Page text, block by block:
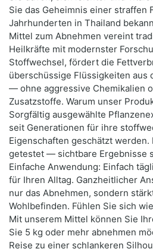
Sie das Geheimnis einer straffen
Jahrhunderten in Thailand
Mittel zum Abnehmen vereint
Heilkräfte mit modernster
Stoffwechsel, fördert die
überschüssige Flüssigkeiten aus
— ohne aggressive Chemikalien
Zusatzstoffe. Warum unser
Sorgfältig ausgewählte
seit Generationen für ihre
Eigenschaften geschätzt
getestet — sichtbare Ergebnisse
Einfache Anwendung: Einfach
für Ihren Alltag. Ganzheitlicher
nur das Abnehmen, sondern
Wohlbefinden. Fühlen Sie sich
Mit unserem Mittel können Sie
Sie 5 kg oder mehr abnehmen
Reise zu einer schlankeren